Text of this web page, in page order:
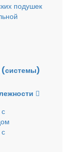
подушек
(системы)